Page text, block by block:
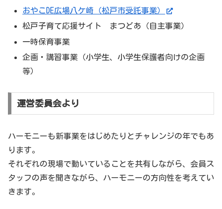
おやこDE広場八ケ崎（松戸市受託事業）
松戸子育て応援サイト まつどあ（自主事業）
一時保育事業
企画・講習事業（小学生、小学生保護者向けの企画
等）
運営委員会より
ハーモニーも新事業をはじめたりとチャレンジの年でもあ
ります。
それぞれの現場で動いていることを共有しながら、会員ス
タッフの声を聞きながら、ハーモニーの方向性を考えてい
きます。